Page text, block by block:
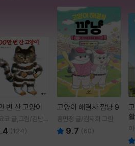
번 산 고양이
코 글,그림/김난주
(124)
고양이 해결사 깜냥 9
홍민정 글/김재희 그림
9.7 (60)